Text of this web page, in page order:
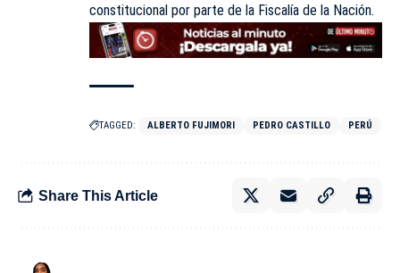
constitucional por parte de la Fiscalía de la Nación.
TAGGED: ALBERTO FUJIMORI PEDRO CASTILLO PERÚ
Share This Article